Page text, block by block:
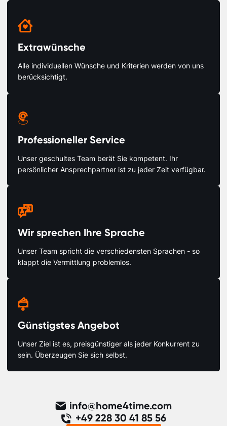

Extrawünsche
Alle individuellen Wünsche und Kriterien werden von uns
berücksichtigt.

Professioneller Service
Unser geschultes Team berät Sie kompetent. Ihr
persönlicher Ansprechpartner ist zu jeder Zeit verfügbar.

Wir sprechen Ihre Sprache
Unser Team spricht die verschiedensten Sprachen - so
klappt die Vermittlung problemlos.

Günstigstes Angebot
Unser Ziel ist es, preisgünstiger als jeder Konkurrent zu
sein. Überzeugen Sie sich selbst.
info@home4time.com
+49 228 30 41 85 56